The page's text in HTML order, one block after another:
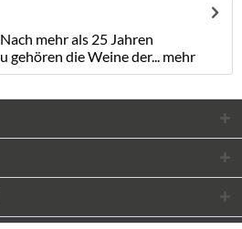
mehr als 25 Jahren
gehören die Weine der... mehr